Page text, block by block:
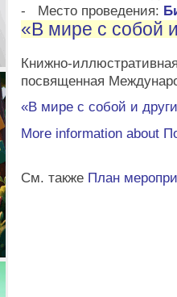
-
Место проведения:
«В мире с собой
Книжно-
посвященная
«В мире с собой и
More information about
См. также План